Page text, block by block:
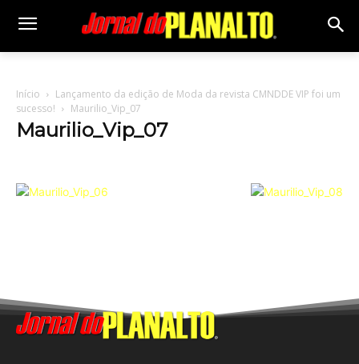
Início
Lançamento da edição de Moda da revista CMNDDE VIP foi um
sucesso!
Maurilio_Vip_07
Maurilio_Vip_07